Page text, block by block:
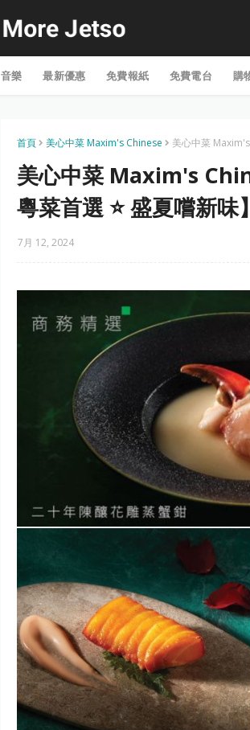
音樂 最新優惠 免費報紙 免費電台 購
首頁 美心中菜 Maxim's Chinese 美心中菜
美心中菜 Maxim's
粵菜首選 ⭐️ 盛夏嚐新味】
7月 12, 2024